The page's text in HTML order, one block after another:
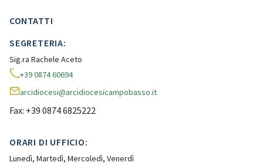
CONTATTI
SEGRETERIA:
Sig.ra Rachele Aceto
+39 0874 60694
arcidiocesi@arcidiocesicampobasso.it
Fax: +39 0874 6825222
ORARI DI UFFICIO:
Lunedì, Martedì, Mercoledì, Venerdì